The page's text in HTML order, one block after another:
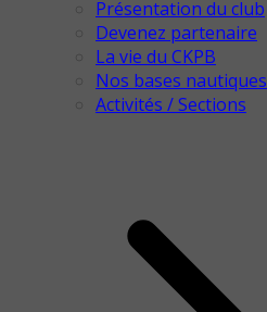
Présentation du club
Devenez partenaire
La vie du CKPB
Nos bases nautiques
Activités / Sections